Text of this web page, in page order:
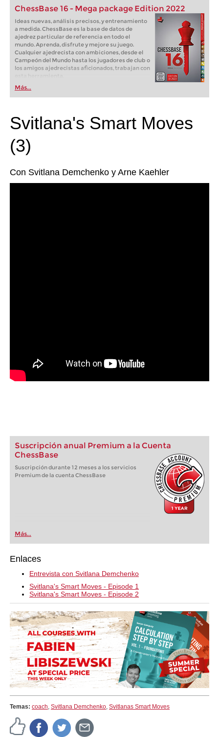
ChessBase 16 - Mega package Edition 2022
Ideas nuevas, análisis precisos, y entrenamiento
a medida. ChessBase es la base de datos de
ajedrez particular de referencia en todo el
mundo. Aprenda, disfrute y mejore su juego.
Cualquier ajedrecista con ambiciones, desde el
Campeón del Mundo hasta los jugadores de club o
los amigos ajedrecistas aficionados, trabajan con
Más...
Svitlana's Smart Moves
(3)
Con Svitlana Demchenko y Arne Kaehler
Suscripción anual Premium a la Cuenta
ChessBase
Suscripción durante 12 meses a los servicios
Premium de la cuenta ChessBase
Más...
Enlaces
Entrevista con Svitlana Demchenko
Svitlana's Smart Moves - Episode 1
Svitlana's Smart Moves - Episode 2
Temas: coach, Svitlana Demchenko, Svitlanas Smart Moves